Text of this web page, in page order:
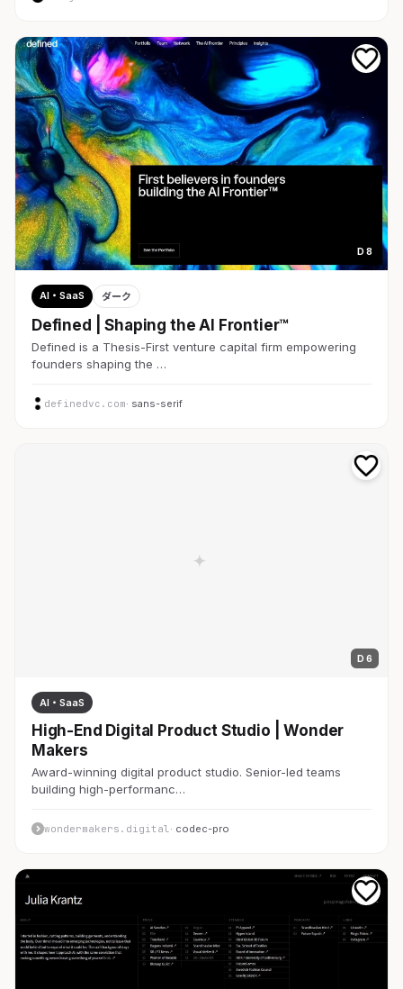
D 8
AI・SaaS ダーク
Defined | Shaping the AI Frontier™
Defined is a Thesis-First venture capital firm empowering
founders shaping the …
definedvc.com· sans-serif
D 6
AI・SaaS
High-End Digital Product Studio | Wonder
Makers
Award-winning digital product studio. Senior-led teams
building high-performanc…
wondermakers.digital · codec-pro